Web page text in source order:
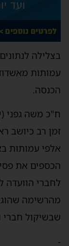
משה גפני
רב כיושב
את
הוועדה
חברי